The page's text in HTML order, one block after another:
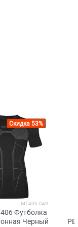
Скидка 53%
MT406-049
Футболка
Черный